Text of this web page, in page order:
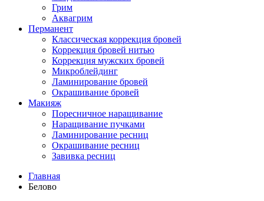
Грим
Аквагрим
Перманент
Классическая коррекция бровей
Коррекция бровей нитью
Коррекция мужских бровей
Микроблейдинг
Ламинирование бровей
Окрашивание бровей
Макияж
Поресничное наращивание
Наращивание пучками
Ламинирование ресниц
Окрашивание ресниц
Завивка ресниц
Главная
Белово